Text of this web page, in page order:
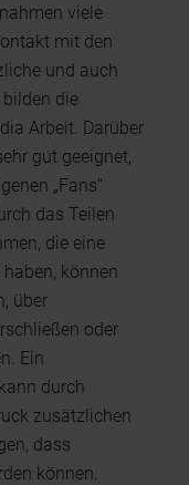
viele
mit den
und auch
die
Arbeit. Darüber
gut geeignet,
„Fans“
das Teilen
die eine
können
über
oder
Ein
durch
zusätzlichen
dass
können.